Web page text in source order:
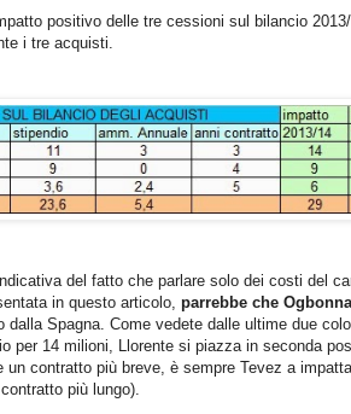
positivo delle tre cessioni sul bilancio
i tre acquisti.
del fatto che parlare solo dei costi del
in questo articolo, parrebbe che
Spagna. Come vedete dalle ultime due
per 14 milioni, Llorente si piazza in seconda
un contratto più breve, è sempre Tevez a
più lungo).